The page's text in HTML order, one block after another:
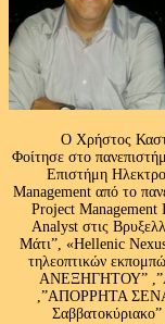
Ο Χρήστος
Φοίτησε στο
Επιστήμη
Management από το
Project Management
Analyst στις
Μάτι”, «Hellenic
τηλεοπτικών
ΑΝΕΞΗΓΗΤΟΥ”
,”ΑΠΟΡΡΗΤΑ